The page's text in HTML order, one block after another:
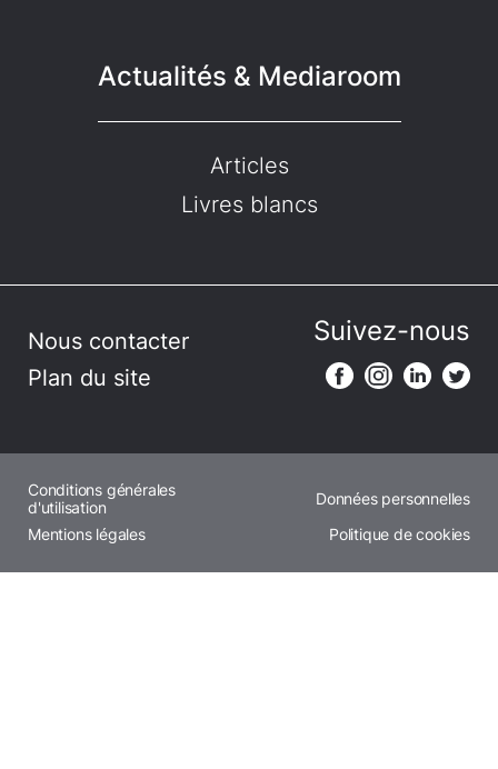
Actualités & Mediaroom
Articles
Livres blancs
Nous contacter
Plan du site
Suivez-nous
Conditions générales
d'utilisation
Données personnelles
Mentions légales
Politique de cookies